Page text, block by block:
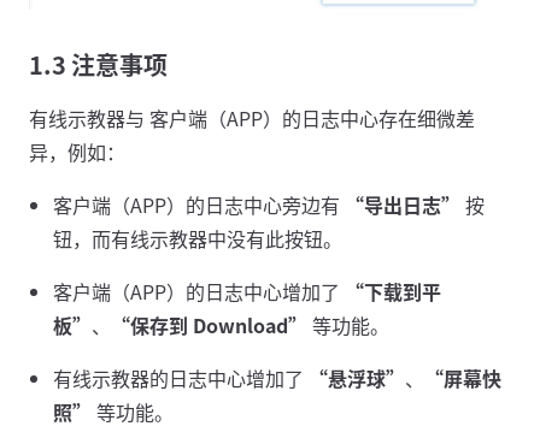
1.3 注意事项
有线示教器与 客户端（APP）的日志中心存在细微差
异，例如：
客户端（APP）的日志中心旁边有 “导出日志” 按
钮，而有线示教器中没有此按钮。
客户端（APP）的日志中心增加了
“下载到平
板” 、 “保存到 Download” 等功能。
有线示教器的日志中心增加了
“悬浮球” 、
“屏幕快
照” 等功能。